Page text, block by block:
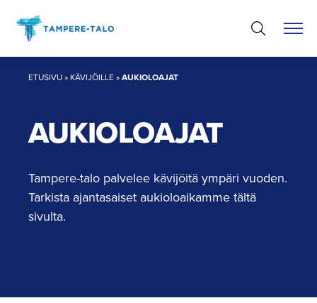
sisältöön
ETUSIVU» KÄVIJÖILLE»AUKIOLOAJAT
AUKIOLOAJAT
Tampere-talo palvelee kävijöitä ympäri vuoden.
Tarkista ajantasaiset aukioloaikamme tältä
sivulta.